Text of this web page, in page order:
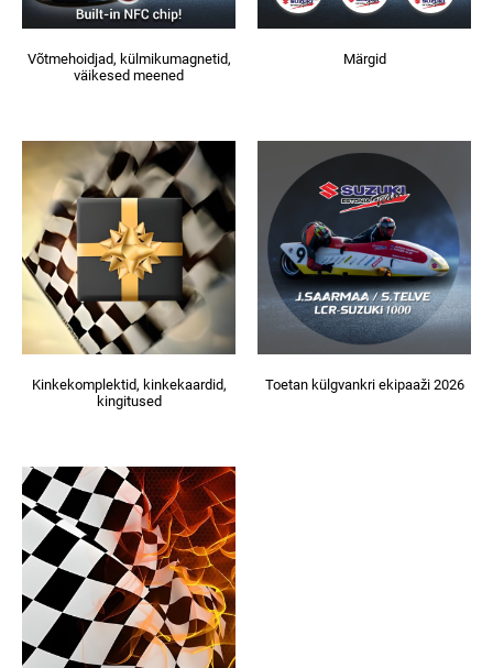
Võtmehoidjad, külmikumagnetid,
väikesed meened
Märgid
Kinkekomplektid, kinkekaardid,
kingitused
Toetan külgvankri ekipaaži 2026